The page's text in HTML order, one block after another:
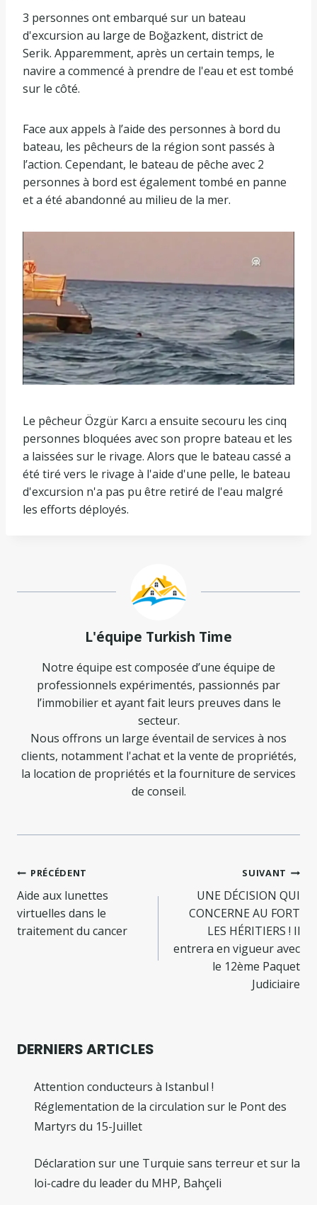
3 personnes ont embarqué sur un bateau
d'excursion au large de Boğazkent, district de
Serik. Apparemment, après un certain temps, le
navire a commencé à prendre de l'eau et est tombé
sur le côté.
Face aux appels à l’aide des personnes à bord du
bateau, les pêcheurs de la région sont passés à
l’action. Cependant, le bateau de pêche avec 2
personnes à bord est également tombé en panne
et a été abandonné au milieu de la mer.
Le pêcheur Özgür Karcı a ensuite secouru les cinq
personnes bloquées avec son propre bateau et les
a laissées sur le rivage. Alors que le bateau cassé a
été tiré vers le rivage à l'aide d'une pelle, le bateau
d'excursion n'a pas pu être retiré de l'eau malgré
les efforts déployés.
L'équipe Turkish Time
Notre équipe est composée d’une équipe de
professionnels expérimentés, passionnés par
l’immobilier et ayant fait leurs preuves dans le
secteur.
Nous offrons un large éventail de services à nos
clients, notamment l'achat et la vente de propriétés,
la location de propriétés et la fourniture de services
de conseil.
Navigation
de
l’article
PRÉCÉDENT
Aide aux lunettes
virtuelles dans le
traitement du cancer
SUIVANT
UNE DÉCISION QUI
CONCERNE AU FORT
LES HÉRITIERS ! Il
entrera en vigueur avec
le 12ème Paquet
Judiciaire
DERNIERS ARTICLES
Attention conducteurs à Istanbul !
Réglementation de la circulation sur le Pont des
Martyrs du 15-Juillet
Déclaration sur une Turquie sans terreur et sur la
loi-cadre du leader du MHP, Bahçeli